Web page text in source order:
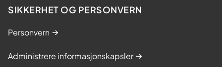
SIKKERHET OG PERSONVERN
Personvern
Administrere informasjonskapsler